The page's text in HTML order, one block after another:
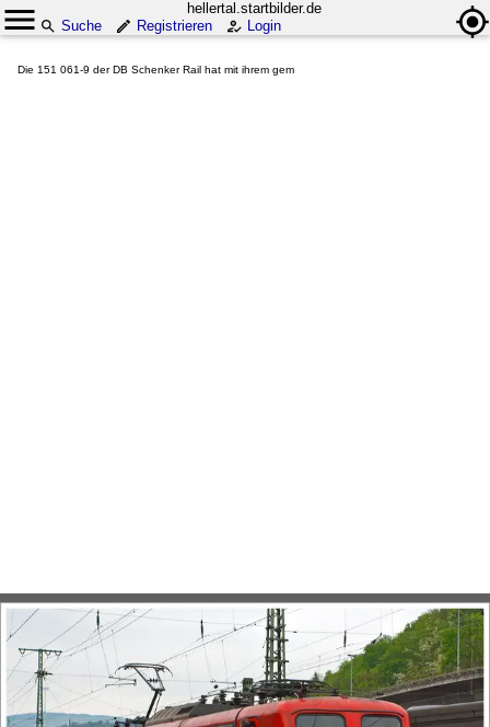
hellertal.startbilder.de
Suche
Registrieren Login
Die 151 061-9 der DB Schenker Rail hat mit ihrem gem